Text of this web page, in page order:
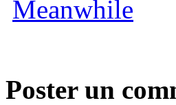
Poster un